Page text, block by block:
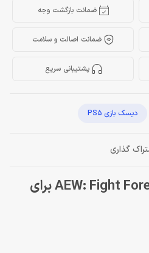
ضمانت بازگشت وجه
ضمانت اصالت و سلامت
پشتیبانی سریع
دیسک بازی PS5
گذاری
خرید دیسک بازی AEW: Fight Forever برای